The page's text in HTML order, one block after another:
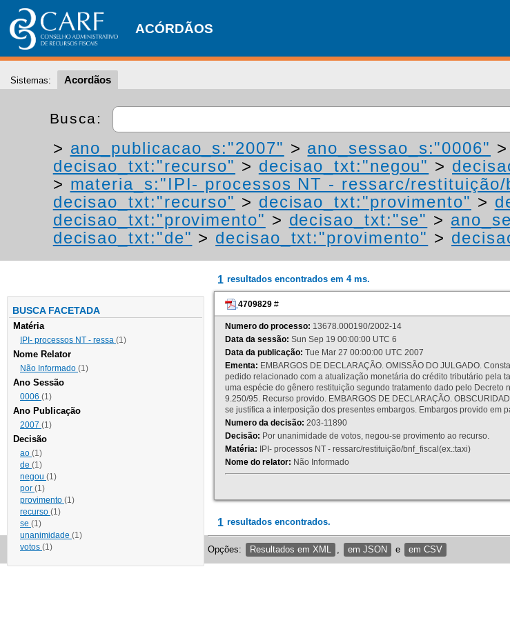
ACÓRDÃOS
Sistemas: Acordãos
Busca:
> ano_publicacao_s:"2007" > ano_sessao_s:"0006" >
decisao_txt:"recurso" > decisao_txt:"negou" >
> materia_s:"IPI- processos NT - ressarc/
decisao_txt:"recurso" > decisao_txt:"provimento" >
decisao_txt:"provimento" > decisao_txt:"se" >
decisao_txt:"de" > decisao_txt:"provimento" >
BUSCA FACETADA
Matéria
IPI- processos NT - ressa (1)
Nome Relator
Não Informado (1)
Ano Sessão
0006 (1)
Ano Publicação
2007 (1)
Decisão
ao (1)
de (1)
negou (1)
por (1)
provimento (1)
recurso (1)
se (1)
unanimidade (1)
votos (1)
1 resultados encontrados em 4 ms.
4709829 #
Numero do processo: 13678.000190/2002-14
Data da sessão: Sun Sep 19 00:00:00 UTC 6
Data da publicação: Tue Mar 27 00:00:00 UTC 2007
Ementa: EMBARGOS DE DECLARAÇÃO. OMISSÃO DO JULGADO.
pedido relacionado com a atualização monetária do crédito tributário pela
uma espécie do gênero restituição segundo tratamento dado pelo Decreto
9.250/95. Recurso provido. EMBARGOS DE DECLARAÇÃO.
se justifica a interposição dos presentes embargos. Embargos provido em
Numero da decisão: 203-11890
Decisão: Por unanimidade de votos, negou-se provimento ao recurso.
Matéria: IPI- processos NT - ressarc/restituição/bnf_fiscal(ex.:taxi)
Nome do relator: Não Informado
1 resultados encontrados.
Opções: Resultados em XML em JSON e em CSV